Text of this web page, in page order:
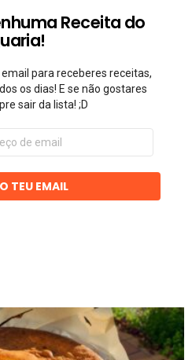
Receita do
para receberes receitas,
os dias! E se não gostares
sair da lista! ;D
TEU EMAIL